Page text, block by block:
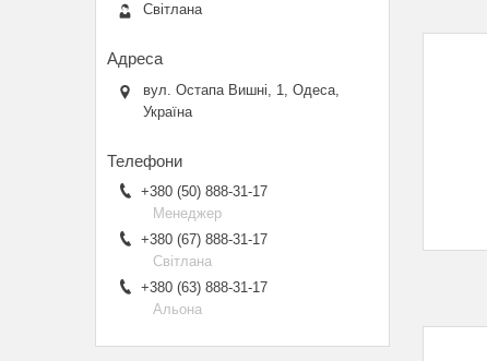
Світлана
вул. Остапа Вишні, 1, Одеса,
Україна
+380 (50) 888-31-17
Менеджер
+380 (67) 888-31-17
Світлана
+380 (63) 888-31-17
Альона